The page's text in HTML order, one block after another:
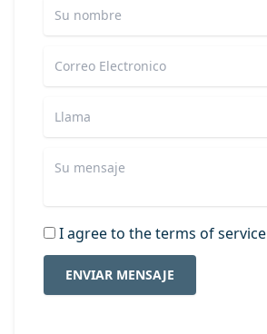
I agree to the terms of service
ENVIAR MENSAJE